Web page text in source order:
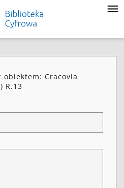
obiektem: Cracovia
R.13